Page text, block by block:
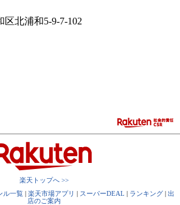
北浦和5-9-7-102
楽天トップへ >>
ル一覧 | 楽天市場アプリ | スーパーDEAL | ランキング | 出
店のご案内